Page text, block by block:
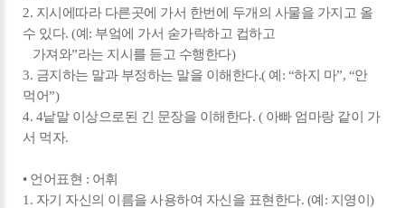
2. 지시에따라 다른곳에 가서 한번에 두개의 사물을 가지고 올
수 있다. (예: 부엌에 가서 숟가락하고 컵하고
가져와”라는 지시를 듣고 수행한다)
3. 금지하는 말과 부정하는 말을 이해한다.( 예: “하지 마”, “안
먹어”)
4. 4낱말 이상으로된 긴 문장을 이해한다. ( 아빠 엄마랑 같이 가
서 먹자.
• 언어표현 : 어휘
1. 자기 자신의 이름을 사용하여 자신을 표현한다. (예: 지영이)